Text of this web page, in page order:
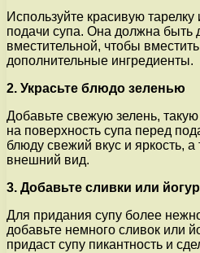
Используйте красивую
подачи супа. Она должна быть
вместительной, чтобы
дополнительные ингредиенты.
2. Украсьте блюдо зеленью
Добавьте свежую зелень,
на поверхность супа перед
блюду свежий вкус и яркость, а
внешний вид.
3. Добавьте сливки или
Для придания супу более
добавьте немного сливок или
придаст супу пикантность и